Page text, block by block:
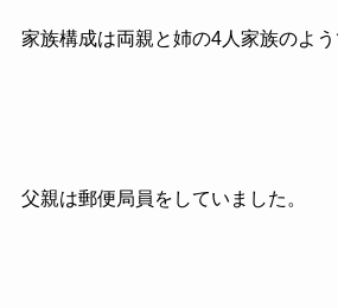
家族構成は両親と姉の4人家族のよう
父親は郵便局員をしていました。